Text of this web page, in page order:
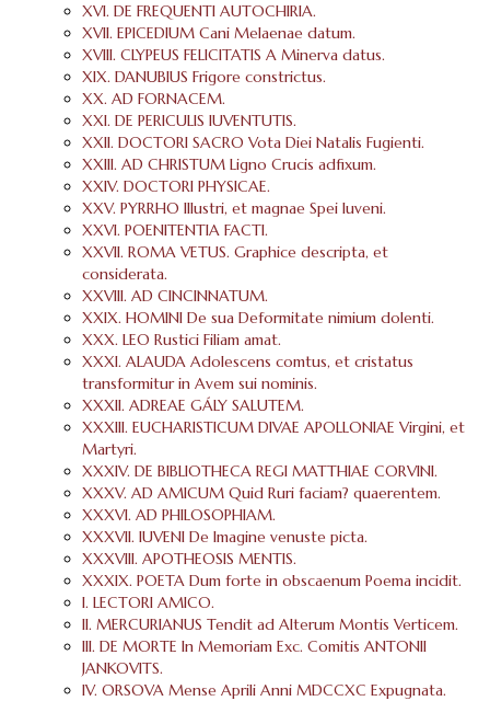
XVI. DE FREQUENTI AUTOCHIRIA.
XVII. EPICEDIUM Cani Melaenae datum.
XVIII. CLYPEUS FELICITATIS A Minerva datus.
XIX. DANUBIUS Frigore constrictus.
XX. AD FORNACEM.
XXI. DE PERICULIS IUVENTUTIS.
XXII. DOCTORI SACRO Vota Diei Natalis Fugienti.
XXIII. AD CHRISTUM Ligno Crucis adfixum.
XXIV. DOCTORI PHYSICAE.
XXV. PYRRHO Illustri, et magnae Spei Iuveni.
XXVI. POENITENTIA FACTI.
XXVII. ROMA VETUS. Graphice descripta, et
considerata.
XXVIII. AD CINCINNATUM.
XXIX. HOMINI De sua Deformitate nimium dolenti.
XXX. LEO Rustici Filiam amat.
XXXI. ALAUDA Adolescens comtus, et cristatus
transformitur in Avem sui nominis.
XXXII. ADREAE GÁLY SALUTEM.
XXXIII. EUCHARISTICUM DIVAE APOLLONIAE Virgini, et
Martyri.
XXXIV. DE BIBLIOTHECA REGI MATTHIAE CORVINI.
XXXV. AD AMICUM Quid Ruri faciam? quaerentem.
XXXVI. AD PHILOSOPHIAM.
XXXVII. IUVENI De Imagine venuste picta.
XXXVIII. APOTHEOSIS MENTIS.
XXXIX. POETA Dum forte in obscaenum Poema incidit.
I. LECTORI AMICO.
II. MERCURIANUS Tendit ad Alterum Montis Verticem.
III. DE MORTE In Memoriam Exc. Comitis ANTONII
JANKOVITS.
IV. ORSOVA Mense Aprili Anni MDCCXC Expugnata.